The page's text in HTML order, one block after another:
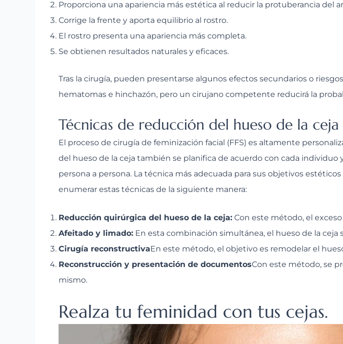
Proporciona una apariencia más estética al reducir la protuberancia del
Corrige la frente y aporta equilibrio al rostro.
El rostro presenta una apariencia más completa.
Se obtienen resultados naturales y eficaces.
Tras la cirugía, pueden presentarse algunos efectos secundarios o
hematomas e hinchazón, pero un cirujano competente reducirá la
Técnicas de reducción del hueso de la ceja
El proceso de cirugía de feminización facial (FFS) es altamente
del hueso de la ceja también se planifica de acuerdo con cada individuo
persona a persona. La técnica más adecuada para sus objetivos
enumerar estas técnicas de la siguiente manera:
Reducción quirúrgica del hueso de la ceja: Con este método, el
Afeitado y limado: En esta combinación simultánea, el hueso de la
Cirugía reconstructivaEn este método, el objetivo es remodelar el
Reconstrucción y presentación de documentosCon este método, se
mismo.
Realza tu feminidad con tus cejas.